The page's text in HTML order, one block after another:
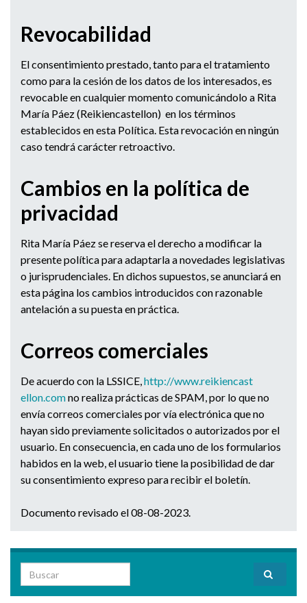
Revocabilidad
El consentimiento prestado, tanto para el tratamiento
como para la cesión de los datos de los interesados, es
revocable en cualquier momento comunicándolo a Rita
María Páez (Reikiencastellon) en los términos
establecidos en esta Política. Esta revocación en ningún
caso tendrá carácter retroactivo.
Cambios en la política de
privacidad
Rita María Páez se reserva el derecho a modificar la
presente política para adaptarla a novedades legislativas
o jurisprudenciales. En dichos supuestos, se anunciará en
esta página los cambios introducidos con razonable
antelación a su puesta en práctica.
Correos comerciales
De acuerdo con la LSSICE,http://www.reikiencast
ellon.comno realiza prácticas de SPAM, por lo que no
envía correos comerciales por vía electrónica que no
hayan sido previamente solicitados o autorizados por el
usuario. En consecuencia, en cada uno de los formularios
habidos en la web, el usuario tiene la posibilidad de dar
su consentimiento expreso para recibir el boletín.
Documento revisado el 08-08-2023.
Search for: